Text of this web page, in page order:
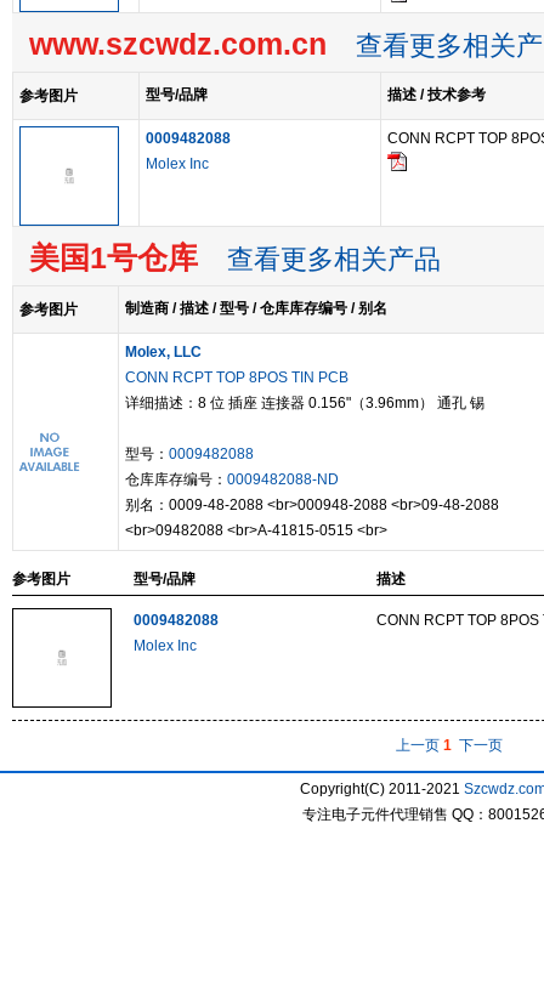
www.szcwdz.com.cn 查看更多相关
参考图片 型号/品牌 描述 / 技术参考
0009482088
Molex Inc
CONN RCPT TOP
美国1号仓库 查看更多相关产品
参考图片 制造商 / 描述 / 型号 / 仓库库存编号 / 别名
Molex, LLC
CONN RCPT TOP 8POS TIN PCB
详细描述：8 位 插座 连接器 0.156"（3.96mm） 通孔 锡
型号： 0009482088
仓库库存编号： 0009482088-ND
别名：0009-48-2088 <br>000948-2088 <br>09-48-2088
<br>09482088 <br>A-41815-0515 <br>
参考图片 型号/品牌 描述
0009482088
Molex Inc
CONN RCPT TOP 8POS
上一页 1 下一页
Copyright(C) 2011-2021
专注电子元件代理销售 QQ：